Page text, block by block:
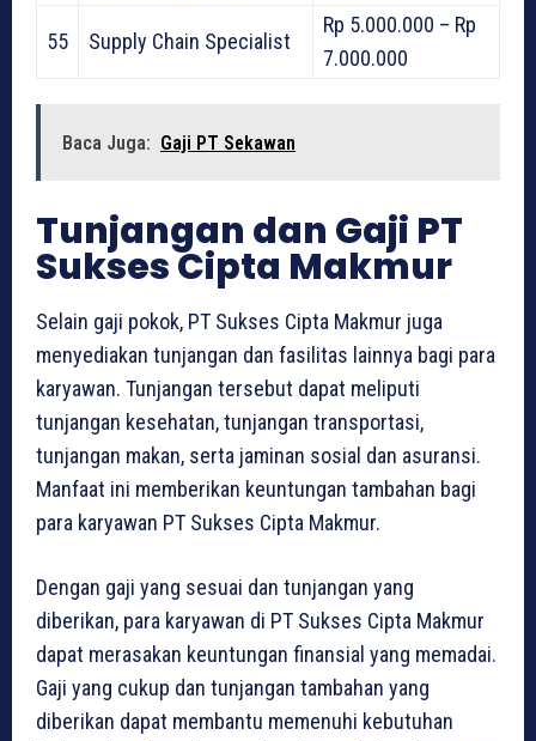
55 Supply Chain Specialist
Rp 5.000.000 – Rp
7.000.000
Baca Juga: Gaji PT Sekawan
Tunjangan dan Gaji PT
Sukses Cipta Makmur
Selain gaji pokok, PT Sukses Cipta Makmur juga
menyediakan tunjangan dan fasilitas lainnya bagi para
karyawan. Tunjangan tersebut dapat meliputi
tunjangan kesehatan, tunjangan transportasi,
tunjangan makan, serta jaminan sosial dan asuransi.
Manfaat ini memberikan keuntungan tambahan bagi
para karyawan PT Sukses Cipta Makmur.
Dengan gaji yang sesuai dan tunjangan yang
diberikan, para karyawan di PT Sukses Cipta Makmur
dapat merasakan keuntungan finansial yang memadai.
Gaji yang cukup dan tunjangan tambahan yang
diberikan dapat membantu memenuhi kebutuhan